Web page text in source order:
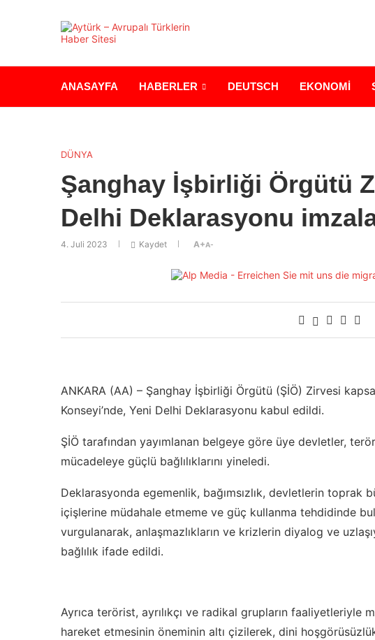
ANASAYFA HABERLER DEUTSCH EKONOMİ
DÜNYA
Şanghay İşbirliği Örgütü
Delhi Deklarasyonu
4. Juli 2023 Kaydet A+A-
ANKARA (AA) – Şanghay İşbirliği Örgütü (ŞİÖ) Zirvesi
Konseyi’nde, Yeni Delhi Deklarasyonu kabul edildi.
ŞİÖ tarafından yayımlanan belgeye göre üye devletler,
mücadeleye güçlü bağlılıklarını yineledi.
Deklarasyonda egemenlik, bağımsızlık, devletlerin toprak
içişlerine müdahale etmeme ve güç kullanma tehdidinde
vurgulanarak, anlaşmazlıkların ve krizlerin diyalog ve
bağlılık ifade edildi.
Ayrıca terörist, ayrılıkçı ve radikal grupların faaliyetleriyle
hareket etmesinin öneminin altı çizilerek, dini